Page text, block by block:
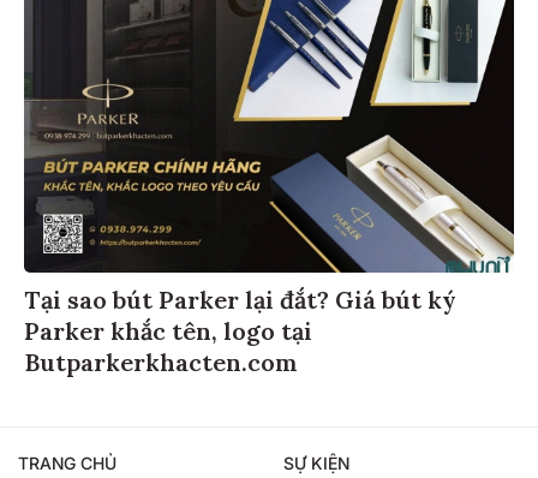
Tại sao bút Parker lại đắt? Giá bút ký
Parker khắc tên, logo tại
Butparkerkhacten.com
TRANG CHỦ SỰ KIỆN